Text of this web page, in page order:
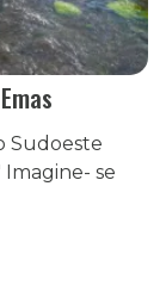
Sudoeste
Imagine- se